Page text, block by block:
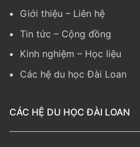
Giới thiệu – Liên hệ
Tin tức – Cộng đồng
Kinh nghiệm – Học liệu
Các hệ du học Đài Loan
CÁC HỆ DU HỌC ĐÀI LOAN